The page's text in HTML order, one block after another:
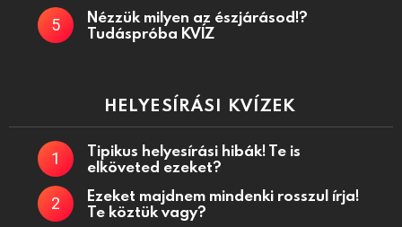
Nézzük milyen az észjárásod!?
Tudáspróba KVÍZ
HELYESÍRÁSI KVÍZEK
Tipikus helyesírási hibák! Te is
elköveted ezeket?
Ezeket majdnem mindenki rosszul írja!
Te köztük vagy?